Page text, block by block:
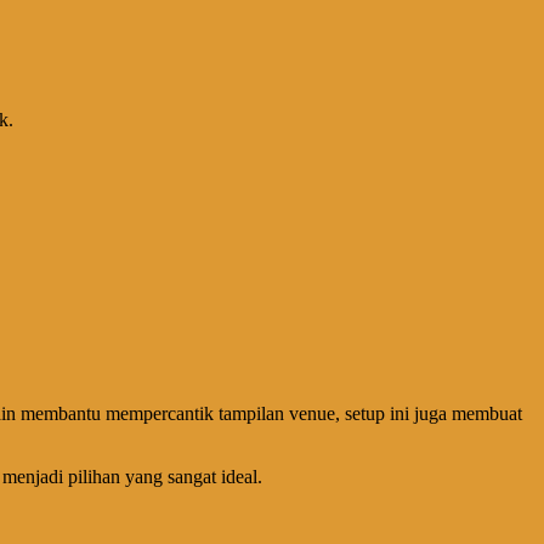
membantu mempercantik tampilan venue, setup ini juga membuat
pilihan yang sangat ideal.